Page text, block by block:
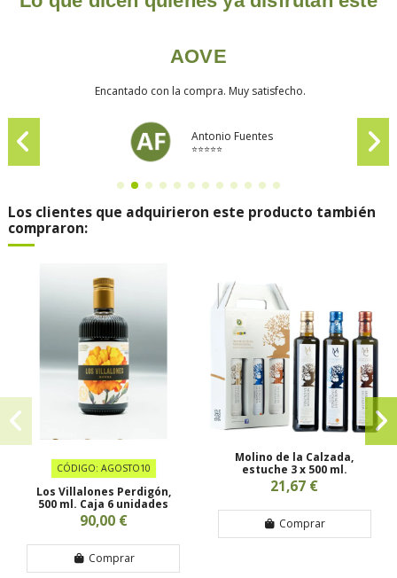
AOVE
Encantado con la compra. Muy satisfecho.
Antonio Fuentes
⭐⭐⭐⭐⭐
Los clientes que adquirieron este producto también
compraron:
CÓDIGO: AGOSTO10
Los Villalones Perdigón,
500 ml. Caja 6 unidades
90,00 €
Comprar
Molino de la Calzada,
estuche 3 x 500 ml.
21,67 €
Comprar